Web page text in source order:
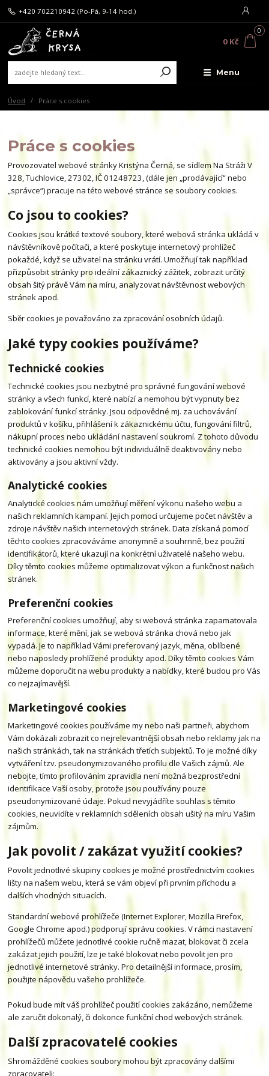
Menu
+420 702210942 (Po-Pá, 9-14 hod.)
0
0 Kč
Úvod Práce s cookies
Práce s cookies
Provozovatel webové stránky Kristýna Černá, se sídlem Na Stráži V
328, Tuchlovice, 27302, IČ 01248723, (dále jen „prodávající“ nebo
„správce“) pracuje na této webové stránce se soubory cookies.
Co jsou to cookies?
Cookies jsou krátké textové soubory, které webová stránka ukládá v
návštěvníkově počítači, a které poskytuje internetový prohlížeč
pokaždé, když se uživatel na stránku vrátí. Umožňují tak například
přizpůsobit stránky pro ideální zákaznický zážitek, zobrazit určitý
obsah šitý právě Vám na míru, analyzovat návštěvnost webových
stránek apod.
Sběr cookies je považováno za zpracování osobních údajů.
Jaké typy cookies používáme?
Technické cookies
Technické cookies jsou nezbytné pro správné fungování webové
stránky a všech funkcí, které nabízí a nemohou být vypnuty bez
zablokování funkcí stránky. Jsou odpovědné mj. za uchovávání
produktů v košíku, přihlášení k zákaznickému účtu, fungování filtrů,
nákupní proces nebo ukládání nastavení soukromí. Z tohoto důvodu
technické cookies nemohou být individuálně deaktivovány nebo
aktivovány a jsou aktivní vždy.
Analytické cookies
Analytické cookies nám umožňují měření výkonu našeho webu a
našich reklamních kampaní. Jejich pomocí určujeme počet návštěv a
zdroje návštěv našich internetových stránek. Data získaná pomocí
těchto cookies zpracováváme anonymně a souhrnně, bez použití
identifikátorů, které ukazují na konkrétní uživatelé našeho webu.
Díky těmto cookies můžeme optimalizovat výkon a funkčnost našich
stránek.
Preferenční cookies
Preferenční cookies umožňují, aby si webová stránka zapamatovala
informace, které mění, jak se webová stránka chová nebo jak
vypadá. Je to například Vámi preferovaný jazyk, měna, oblíbené
nebo naposledy prohlížené produkty apod. Díky těmto cookies Vám
můžeme doporučit na webu produkty a nabídky, které budou pro Vás
co nejzajímavější.
Marketingové cookies
Marketingové cookies používáme my nebo naši partneři, abychom
Vám dokázali zobrazit co nejrelevantnější obsah nebo reklamy jak na
našich stránkách, tak na stránkách třetích subjektů. To je možné díky
vytváření tzv. pseudonymizovaného profilu dle Vašich zájmů. Ale
nebojte, tímto profilováním zpravidla není možná bezprostřední
identifikace Vaší osoby, protože jsou používány pouze
pseudonymizované údaje. Pokud nevyjádříte souhlas s těmito
cookies, neuvidíte v reklamních sděleních obsah ušitý na míru Vašim
zájmům.
Jak povolit / zakázat využití cookies?
Povolit jednotlivé skupiny cookies je možné prostřednictvím cookies
lišty na našem webu, která se vám objeví při prvním příchodu a
dalších vhodných situacích.
Standardní webové prohlížeče (Internet Explorer, Mozilla Firefox,
Google Chrome apod.) podporují správu cookies. V rámci nastavení
prohlížečů můžete jednotlivé cookie ručně mazat, blokovat či zcela
zakázat jejich použití, lze je také blokovat nebo povolit jen pro
jednotlivé internetové stránky. Pro detailnější informace, prosím,
použijte nápovědu vašeho prohlížeče.
Pokud bude mít váš prohlížeč použití cookies zakázáno, nemůžeme
ale zaručit dokonalý, či dokonce funkční chod webových stránek.
Další zpracovatelé cookies
Shromážděné cookies soubory mohou být zpracovány dalšími
zpracovateli: